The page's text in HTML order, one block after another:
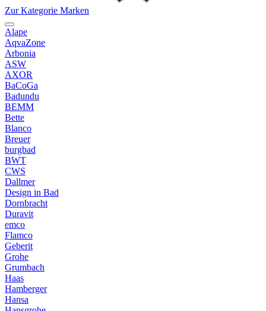
Zur Kategorie Marken
Alape
AqvaZone
Arbonia
ASW
AXOR
BaCoGa
Badundu
BEMM
Bette
Blanco
Breuer
burgbad
BWT
CWS
Dallmer
Design in Bad
Dornbracht
Duravit
emco
Flamco
Geberit
Grohe
Grumbach
Haas
Hamberger
Hansa